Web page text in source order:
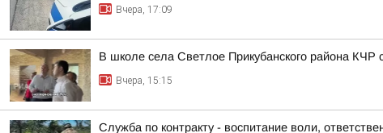
Вчера, 17:09
В школе села Светлое Прикубанского района КЧР
Вчера, 15:15
Служба по контракту - воспитание воли,